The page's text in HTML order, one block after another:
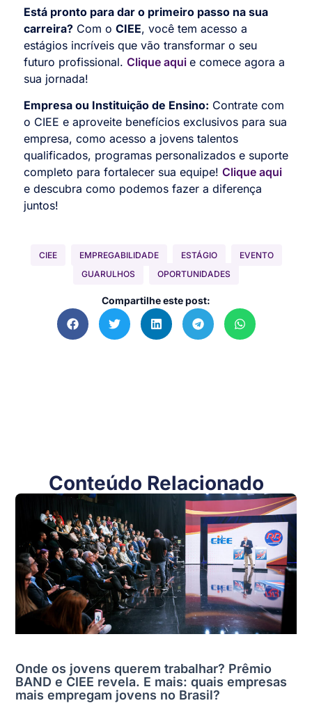
Está pronto para dar o primeiro passo na sua
carreira? Com o CIEE, você tem acesso a
estágios incríveis que vão transformar o seu
futuro profissional. Clique aqui e comece agora a
sua jornada!
Empresa ou Instituição de Ensino: Contrate com
o CIEE e aproveite benefícios exclusivos para sua
empresa, como acesso a jovens talentos
qualificados, programas personalizados e suporte
completo para fortalecer sua equipe! Clique aqui
e descubra como podemos fazer a diferença
juntos!
CIEE EMPREGABILIDADE ESTÁGIO
EVENTO
GUARULHOS
OPORTUNIDADES
Compartilhe este post:
Conteúdo Relacionado
Onde os jovens querem trabalhar? Prêmio
BAND e CIEE revela. E mais: quais empresas
mais empregam jovens no Brasil?